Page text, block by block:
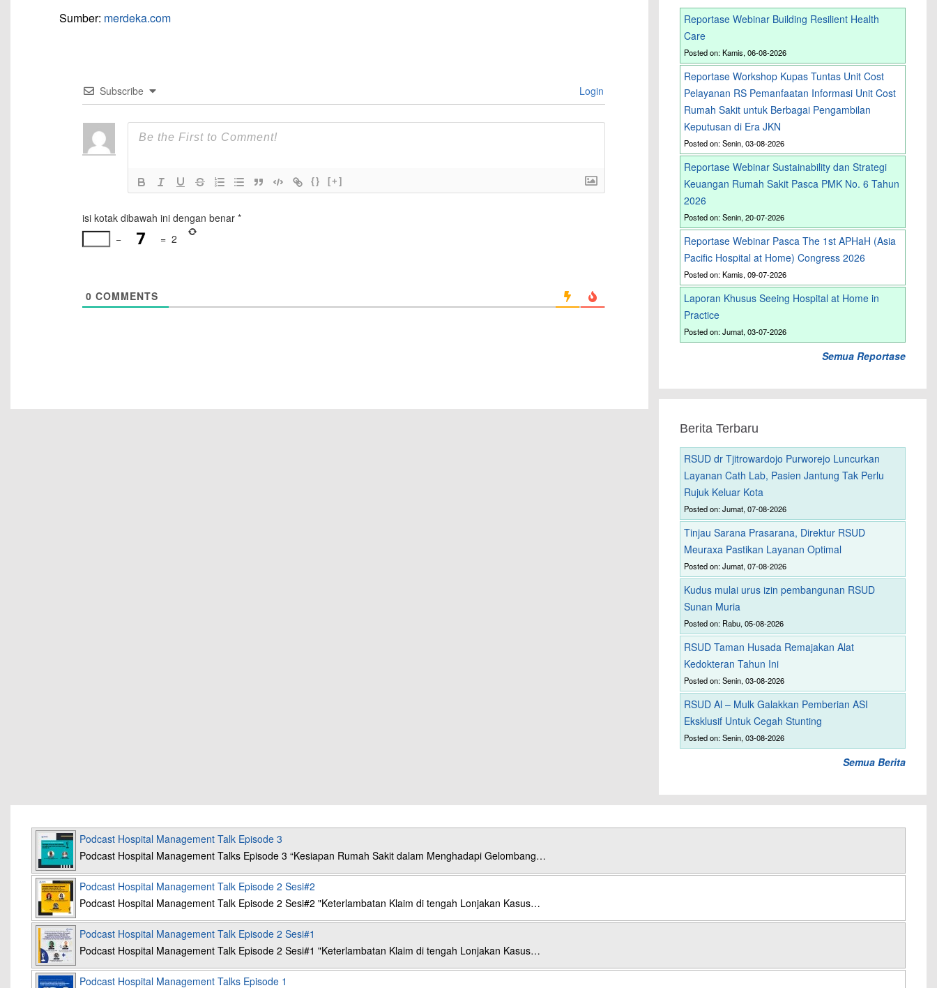
Sumber: merdeka.com
Subscribe Login
{} [+]
isi kotak dibawah ini dengan benar*
−
= 2
0 COMMENTS
Reportase Webinar Building Resilient Health
Care
Posted on: Kamis, 06-08-2026
Reportase Workshop Kupas Tuntas Unit Cost
Pelayanan RS Pemanfaatan Informasi Unit Cost
Rumah Sakit untuk Berbagai Pengambilan
Keputusan di Era JKN
Posted on: Senin, 03-08-2026
Reportase Webinar Sustainability dan Strategi
Keuangan Rumah Sakit Pasca PMK No. 6 Tahun
2026
Posted on: Senin, 20-07-2026
Reportase Webinar Pasca The 1st APHaH (Asia
Pacific Hospital at Home) Congress 2026
Posted on: Kamis, 09-07-2026
Laporan Khusus Seeing Hospital at Home in
Practice
Posted on: Jumat, 03-07-2026
Semua Reportase
Berita Terbaru
RSUD dr Tjitrowardojo Purworejo Luncurkan
Layanan Cath Lab, Pasien Jantung Tak Perlu
Rujuk Keluar Kota
Posted on: Jumat, 07-08-2026
Tinjau Sarana Prasarana, Direktur RSUD
Meuraxa Pastikan Layanan Optimal
Posted on: Jumat, 07-08-2026
Kudus mulai urus izin pembangunan RSUD
Sunan Muria
Posted on: Rabu, 05-08-2026
RSUD Taman Husada Remajakan Alat
Kedokteran Tahun Ini
Posted on: Senin, 03-08-2026
RSUD Al – Mulk Galakkan Pemberian ASI
Eksklusif Untuk Cegah Stunting
Posted on: Senin, 03-08-2026
Semua Berita
Podcast Hospital Management Talk Episode 3
Podcast Hospital Management Talks Episode 3 “Kesiapan Rumah Sakit dalam Menghadapi Gelombang…
Podcast Hospital Management Talk Episode 2 Sesi#2
Podcast Hospital Management Talk Episode 2 Sesi#2 "Keterlambatan Klaim di tengah Lonjakan Kasus…
Podcast Hospital Management Talk Episode 2 Sesi#1
Podcast Hospital Management Talk Episode 2 Sesi#1 "Keterlambatan Klaim di tengah Lonjakan Kasus…
Podcast Hospital Management Talks Episode 1